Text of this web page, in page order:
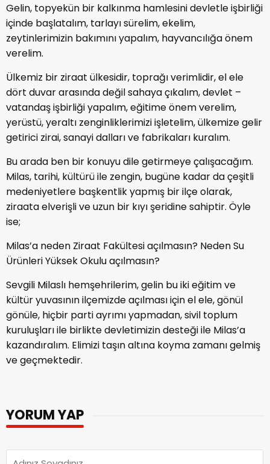
Gelin, topyekün bir kalkınma hamlesini devletle işbirliği
içinde başlatalım, tarlayı sürelim, ekelim,
zeytinlerimizin bakımını yapalım, hayvancılığa önem
verelim.
Ülkemiz bir ziraat ülkesidir, toprağı verimlidir, el ele
dört duvar arasında değil sahaya çıkalım, devlet –
vatandaş işbirliği yapalım, eğitime önem verelim,
yerüstü, yeraltı zenginliklerimizi işletelim, ülkemize gelir
getirici zirai, sanayi dalları ve fabrikaları kuralım.
Bu arada ben bir konuyu dile getirmeye çalışacağım.
Milas, tarihi, kültürü ile zengin, bugüne kadar da çeşitli
medeniyetlere başkentlik yapmış bir ilçe olarak,
ziraata elverişli ve uzun bir kıyı şeridine sahiptir. Öyle
ise;
Milas’a neden Ziraat Fakültesi açılmasın? Neden Su
Ürünleri Yüksek Okulu açılmasın?
Sevgili Milaslı hemşehrilerim, gelin bu iki eğitim ve
kültür yuvasının ilçemizde açılması için el ele, gönül
gönüle, hiçbir parti ayrımı yapmadan, sivil toplum
kuruluşları ile birlikte devletimizin desteği ile Milas’a
kazandıralım. Elimizi taşın altına koyma zamanı gelmiş
ve geçmektedir.
YORUM YAP